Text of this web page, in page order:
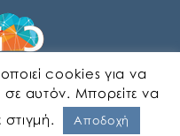
cookies για να
αυτόν. Μπορείτε να
Αποδοχή
Ελληνικα